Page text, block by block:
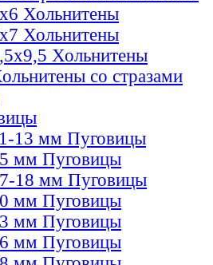
Хольнитены
Хольнитены
Хольнитены
со стразами
13 мм Пуговицы
мм Пуговицы
18 мм Пуговицы
мм Пуговицы
мм Пуговицы
мм Пуговицы